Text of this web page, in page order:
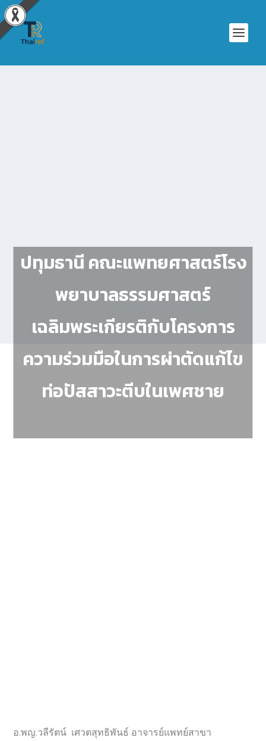
ปทุมธานี คณะแพทยศาสตร์โรง
พยาบาลธรรมศาสตร์
เฉลิมพระเกียรติกับโครงการ
ความร่วมมือในการผ่าตัดแก้ไข
ท่อปัสสาวะตีบในเพศชาย
อ.พญ.วลีรัตน์ เศวตสุทธิพันธ์ อาจารย์แพทย์สาขา